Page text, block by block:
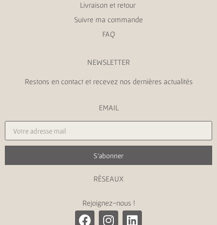
Livraison et retour
Suivre ma commande
FAQ
NEWSLETTER
Restons en contact et recevez nos dernières actualités
EMAIL
S'abonner
RÉSEAUX
Rejoignez-nous !